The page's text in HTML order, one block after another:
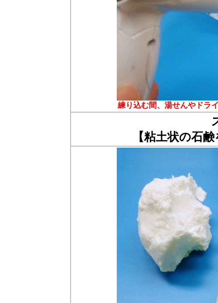
練り込む間、湯せんやドラ
【粘土状の石